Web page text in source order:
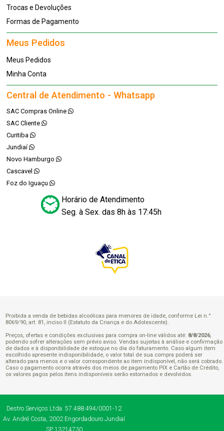
Trocas e Devoluções
Formas de Pagamento
Meus Pedidos
Meus Pedidos
Minha Conta
Central de Atendimento - Whatsapp
SAC Compras Online
SAC Cliente
Curitiba
Jundiaí
Novo Hamburgo
Cascavel
Foz do Iguaçu
Horário de Atendimento
Seg. à Sex. das 8h às 17:45h
Proibida a venda de bebidas alcoólicas para menores de idade, conforme Lei n.°
8069/90, art. 81, inciso II (Estatuto da Criança e do Adolescente).
Preços, ofertas e condições exclusivas para compra on-line válidos até: 8/8/2026,
podendo sofrer alterações sem prévio aviso. Vendas sujeitas à análise e confirmação
de dados e à disponibilidade de estoque no dia do faturamento. Caso algum item
escolhido apresente indisponibilidade, o valor total de sua compra poderá ser
alterado para menos e o valor correspondente ao item indisponível, não será cobrado.
Caso o pagamento ocorra através dos meios de pagamento PIX e Cartão de Crédito,
os valores pagos pelos itens indisponíveis serão estornados e devolvidos.
Destro Serviços Ltda. 57.488.494/0001-12
Av. André Costa, 2002 Engordadouro Jundiaí
SP 13214730